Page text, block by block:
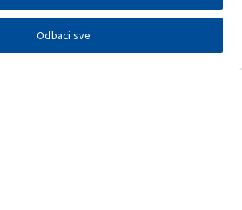
Odbaci sve